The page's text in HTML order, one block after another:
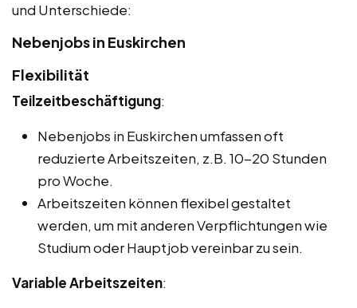
und Unterschiede:
Nebenjobs in Euskirchen
Flexibilität
Teilzeitbeschäftigung:
Nebenjobs in Euskirchen umfassen oft
reduzierte Arbeitszeiten, z.B. 10-20 Stunden
pro Woche.
Arbeitszeiten können flexibel gestaltet
werden, um mit anderen Verpflichtungen wie
Studium oder Hauptjob vereinbar zu sein.
Variable Arbeitszeiten: